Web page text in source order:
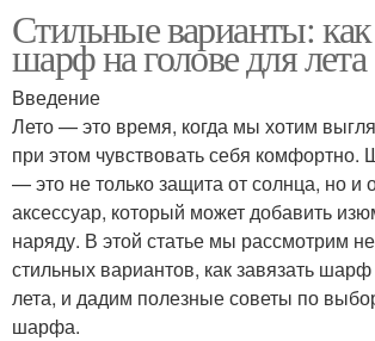
Стильные варианты: как
шарф на голове для лета
Введение
Лето — это время, когда мы хотим
при этом чувствовать себя
— это не только защита от солнца, но и
аксессуар, который может добавить
наряду. В этой статье мы рассмотрим
стильных вариантов, как завязать
лета, и дадим полезные советы по
шарфа.